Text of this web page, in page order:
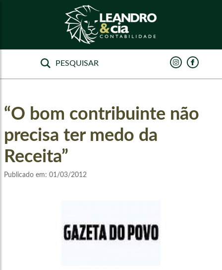
“O bom contribuinte não
precisa ter medo da
Receita”
Publicado em: 01/03/2012